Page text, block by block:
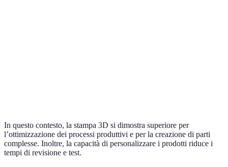
In questo contesto, la stampa 3D si dimostra superiore per
l’ottimizzazione dei processi produttivi e per la creazione di parti
complesse. Inoltre, la capacità di personalizzare i prodotti riduce i
tempi di revisione e test.